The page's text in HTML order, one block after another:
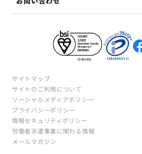
サイトマップ
サイトのご利用について
ソーシャルメディアポリシー
プライバシーポリシー
情報セキュリティポリシー
労働者派遣事業に関わる情報
メールマガジン